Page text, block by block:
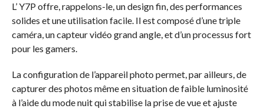
L’ Y7P offre, rappelons-le, un design fin, des performances
solides et une utilisation facile. Il est composé d’une triple
caméra, un capteur vidéo grand angle, et d’un processus fort
pour les gamers.
La configuration de l’appareil photo permet, par ailleurs, de
capturer des photos même en situation de faible luminosité
à l’aide du mode nuit qui stabilise la prise de vue et ajuste